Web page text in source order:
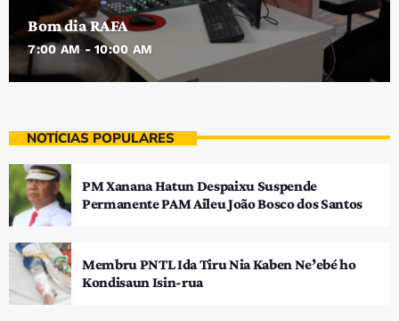
Bom dia RAFA
7:00 AM - 10:00 AM
NOTÍCIAS POPULARES
PM Xanana Hatun Despaixu Suspende
Permanente PAM Aileu João Bosco dos Santos
Membru PNTL Ida Tiru Nia Kaben Ne’ebé ho
Kondisaun Isin-rua